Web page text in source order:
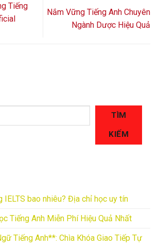
Tiếng
Nắm Vững Tiếng Anh Chuyên
Ngành Dược Hiệu Quả
TÌM
KIẾM
IELTS bao nhiêu? Địa chỉ học uy tín
Tiếng Anh Miễn Phí Hiệu Quả Nhất
Tiếng Anh**: Chìa Khóa Giao Tiếp Tự